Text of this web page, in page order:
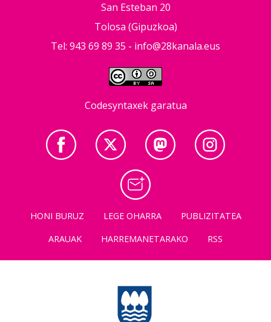
San Esteban 20
Tolosa (Gipuzkoa)
Tel: 943 69 89 35 - info@28kanala.eus
Codesyntaxek garatua
HONI BURUZ LEGE OHARRA
PUBLIZITATEA
ARAUAK
HARREMANETARAKO RSS